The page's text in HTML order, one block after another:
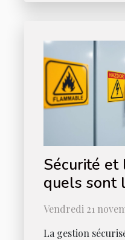
Sécurité et
quels sont
pour une
Vendredi 21
La gestion